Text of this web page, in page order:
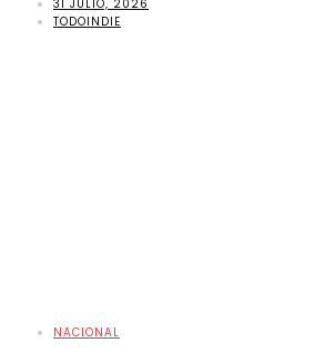
31 JULIO, 2026
TODOINDIE
NACIONAL